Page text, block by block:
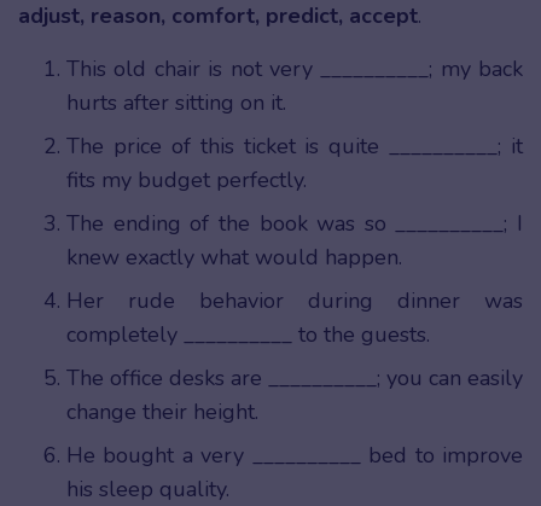
adjust, reason, comfort, predict, accept.
This old chair is not very __________; my back
hurts after sitting on it.
The price of this ticket is quite __________; it
fits my budget perfectly.
The ending of the book was so __________; I
knew exactly what would happen.
Her rude behavior during dinner was
completely __________ to the guests.
The office desks are __________; you can easily
change their height.
He bought a very __________ bed to improve
his sleep quality.